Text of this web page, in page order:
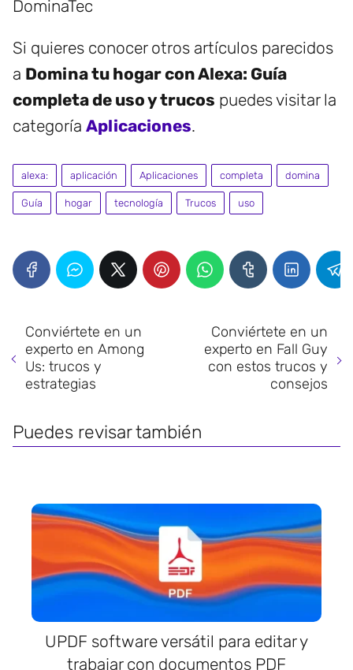
DominaTec
Si quieres conocer otros artículos parecidos
a Domina tu hogar con Alexa: Guía
completa de uso y trucos puedes visitar la
categoría Aplicaciones.
alexa: aplicación Aplicaciones completa domina
Guía hogar tecnología Trucos uso
Conviértete en un
experto en Among
Us: trucos y
estrategias
Conviértete en un
experto en Fall Guy
con estos trucos y
consejos
Puedes revisar también
UPDF software versátil para editar y
trabajar con documentos PDF